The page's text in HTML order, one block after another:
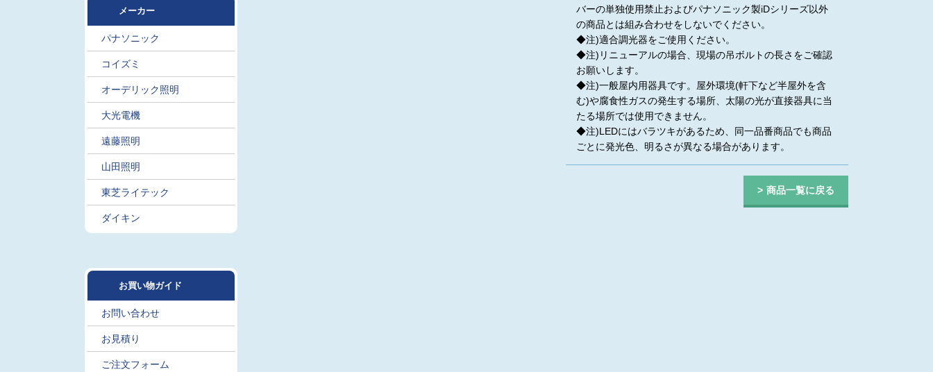
メーカー
パナソニック
コイズミ
オーデリック照明
大光電機
遠藤照明
山田照明
東芝ライテック
ダイキン
お買い物ガイド
お問い合わせ
お見積り
ご注文フォーム
バーの単独使用禁止およびパナソニック製iDシリーズ以外
の商品とは組み合わせをしないでください。
◆注)適合調光器をご使用ください。
◆注)リニューアルの場合、現場の吊ボルトの長さをご確認
お願いします。
◆注)一般屋内用器具です。屋外環境(軒下など半屋外を含
む)や腐食性ガスの発生する場所、太陽の光が直接器具に当
たる場所では使用できません。
◆注)LEDにはバラツキがあるため、同一品番商品でも商品
ごとに発光色、明るさが異なる場合があります。
商品一覧に戻る